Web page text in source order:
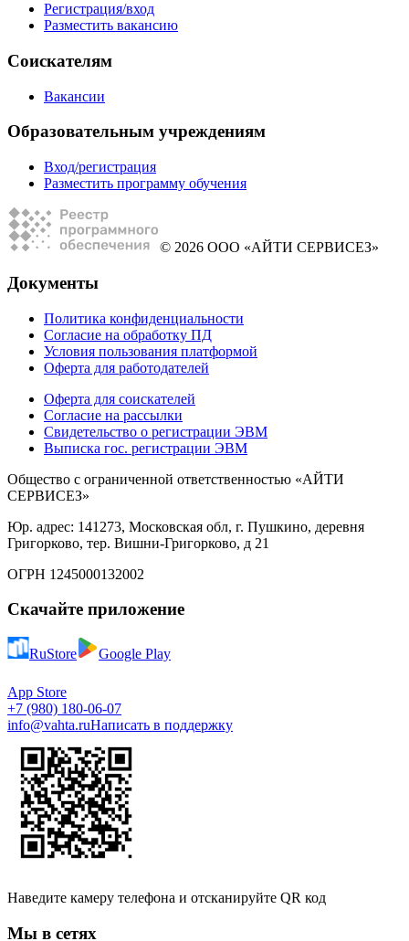
Регистрация/вход
Разместить вакансию
Соискателям
Вакансии
Образовательным учреждениям
Вход/регистрация
Разместить программу обучения
© 2026 ООО «АЙТИ СЕРВИСЕЗ»
Документы
Политика конфиденциальности
Согласие на обработку ПД
Условия пользования платформой
Оферта для работодателей
Оферта для соискателей
Согласие на рассылки
Свидетельство о регистрации ЭВМ
Выписка гос. регистрации ЭВМ
Общество с ограниченной ответственностью «АЙТИ
СЕРВИСЕЗ»
Юр. адрес: 141273, Московская обл, г. Пушкино, деревня
Григорково, тер. Вишни-Григорково, д 21
ОГРН 1245000132002
Скачайте приложение
RuStore Google Play
App Store
+7 (980) 180-06-07
info@vahta.ruНаписать в поддержку
Наведите камеру телефона и отсканируйте QR код
Мы в сетях